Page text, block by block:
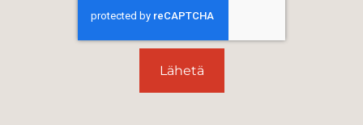
Lähetä